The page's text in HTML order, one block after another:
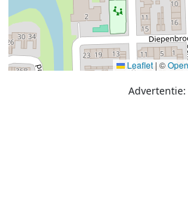
Leaflet | ©
Advertentie: